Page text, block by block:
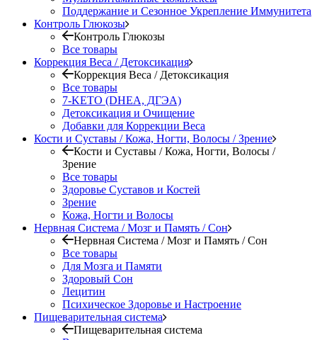
Поддержание и Сезонное Укрепление Иммунитета
Контроль Глюкозы
Контроль Глюкозы
Все товары
Коррекция Веса / Детоксикация
Коррекция Веса / Детоксикация
Все товары
7-KETO (DHEA, ДГЭА)
Детоксикация и Очищение
Добавки для Коррекции Веса
Кости и Суставы / Кожа, Ногти, Волосы / Зрение
Кости и Суставы / Кожа, Ногти, Волосы /
Зрение
Все товары
Здоровье Суставов и Костей
Зрение
Кожа, Ногти и Волосы
Нервная Система / Мозг и Память / Сон
Нервная Система / Мозг и Память / Сон
Все товары
Для Мозга и Памяти
Здоровый Сон
Лецитин
Психическое Здоровье и Настроение
Пищеварительная система
Пищеварительная система